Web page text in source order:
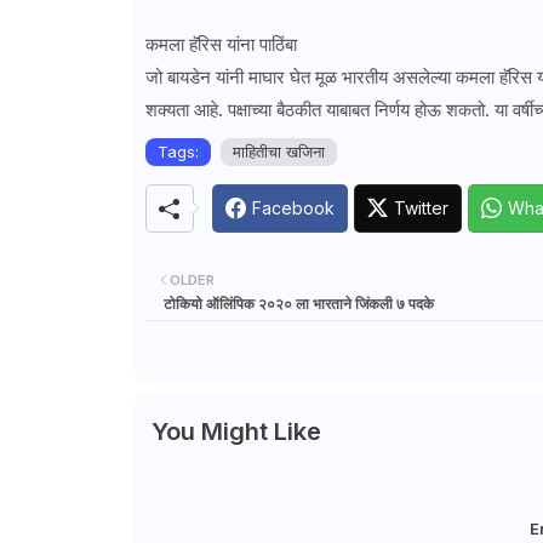
कमला हॅरिस यांना पाठिंबा
जो बायडेन यांनी माघार घेत मूळ भारतीय असलेल्या कमला हॅरिस
शक्यता आहे. पक्षाच्या बैठकीत याबाबत निर्णय होऊ शकतो. या
Tags: माहितीचा खजिना
Facebook Twitter
OLDER
टोकियो ऑलिंपिक २०२० ला भारताने जिंकली ७ पदके
You Might Like